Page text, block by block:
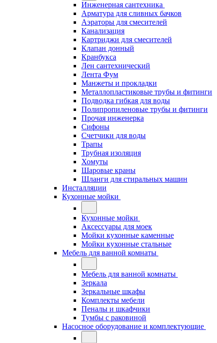
Инженерная сантехника
Арматура для сливных бачков
Аэраторы для смесителей
Канализация
Картриджи для смесителей
Клапан донный
Кранбукса
Лен сантехнический
Лента Фум
Манжеты и прокладки
Металлопластиковые трубы и фитинги
Подводка гибкая для воды
Полипропиленовые трубы и фитинги
Прочая инженерка
Сифоны
Счетчики для воды
Трапы
Трубная изоляция
Хомуты
Шаровые краны
Шланги для стиральных машин
Инсталляции
Кухонные мойки
Кухонные мойки
Аксессуары для моек
Мойки кухонные каменные
Мойки кухонные стальные
Мебель для ванной комнаты
Мебель для ванной комнаты
Зеркала
Зеркальные шкафы
Комплекты мебели
Пеналы и шкафчики
Тумбы с раковиной
Насосное оборудование и комплектующие